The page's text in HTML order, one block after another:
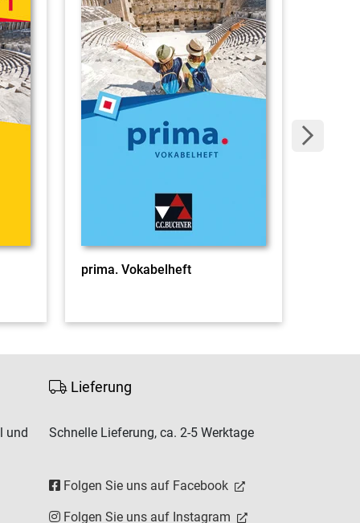
prima. Vokabelheft
und
Lieferung
Schnelle Lieferung, ca. 2-5 Werktage
Folgen Sie uns auf Facebook
Folgen Sie uns auf Instagram